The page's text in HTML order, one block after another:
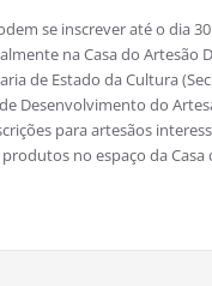
se inscrever até o dia
na Casa do Artesão
de Estado da Cultura
Desenvolvimento do
para artesãos
no espaço da Casa